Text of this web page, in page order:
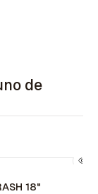
de
18"